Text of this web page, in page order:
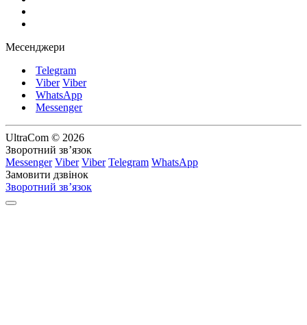
Месенджери
Telegram
Viber Viber
WhatsApp
Messenger
UltraCom © 2026
Зворотний зв’язок
Messenger Viber Viber Telegram WhatsApp
Замовити дзвінок
Зворотний зв’язок